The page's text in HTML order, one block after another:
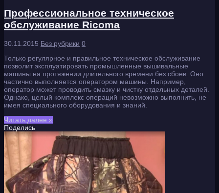
Профессиональное техническое
обслуживание Ricoma
30.11.2015 Без рубрики 0
Только регулярное и правильное техническое обслуживание
позволит эксплуатировать промышленные вышивальные
машины на протяжении длительного времени без сбоев. Оно
частично выполняется оператором машины. Например,
оператор может проводить смазку и чистку отдельных деталей.
Однако, целый комплекс операций невозможно выполнить, не
имея специального оборудования и знаний.
Читать далее »
Поделись